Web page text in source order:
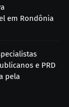
em Rondônia
e PRD
pela